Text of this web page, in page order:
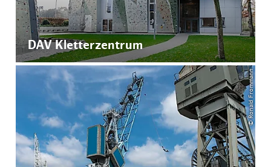
DAV Kletterzentrum
© Ronald Frommann